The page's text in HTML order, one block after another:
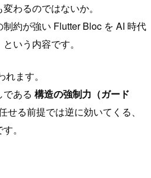
わるのではないか。
約が強い Flutter Bloc を AI 時代
いう内容です。
ます。
である 構造の強制力（ガード
せる前提では逆に効いてくる、
。